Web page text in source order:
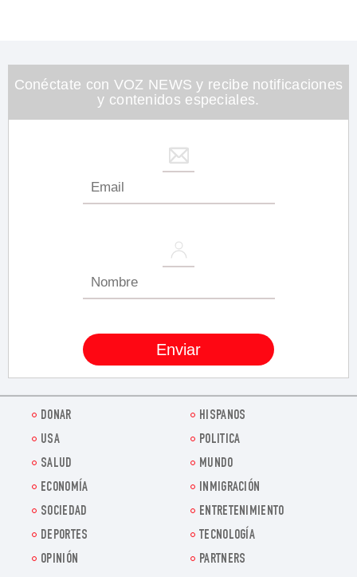
Conéctate con VOZ NEWS y recibe notificaciones
y contenidos especiales.
DONAR
HISPANOS
USA
POLITICA
SALUD
MUNDO
ECONOMÍA
INMIGRACIÓN
SOCIEDAD
ENTRETENIMIENTO
DEPORTES
TECNOLOGÍA
OPINIÓN
PARTNERS